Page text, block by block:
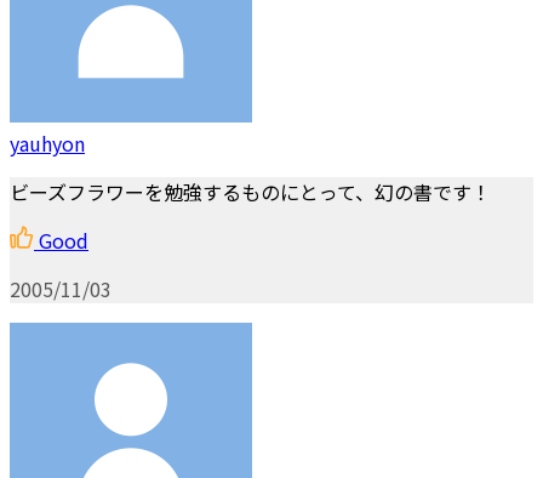
yauhyon
ビーズフラワーを勉強するものにとって、幻の書です！
Good
2005/11/03